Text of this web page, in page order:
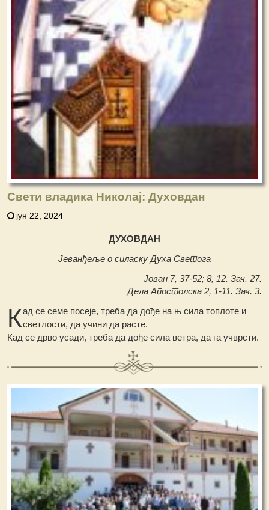
Свети владика Николај: Духовдан
јун 22, 2024
ДУХОВДАН
Јеванђеље о силаску Духа Светога
Јован 7, 37-52; 8, 12. Зач. 27.
Дела Апостолска 2, 1-11. Зач. 3.
Кад се семе посеје, треба да дође на њ сила топлоте и
светлости, да учини да расте.
Кад се дрво усади, треба да дође сила ветра, да га учврсти.